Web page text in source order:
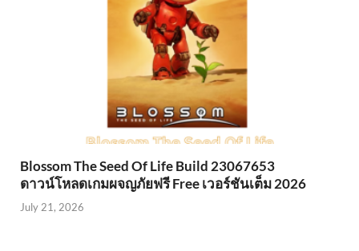
Blossom The Seed Of Life Build 23067653
ดาวน์โหลดเกมผจญภัยฟรี Free เวอร์ชันเต็ม 2026
July 21, 2026